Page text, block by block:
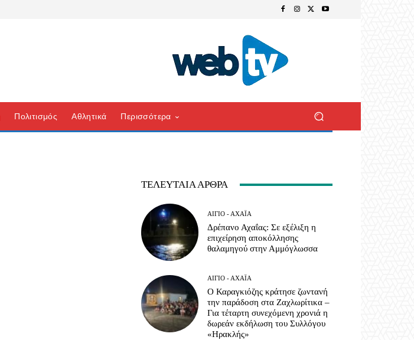
Πολιτισμός Αθλητικά Περισσότερα
ΤΕΛΕΥΤΑΊΑ ΆΡΘΡΑ
ΑΊΓΙΟ - ΑΧΑΪ́Α
Δρέπανο Αχαΐας: Σε εξέλιξη η
επιχείρηση αποκόλλησης
θαλαμηγού στην Αμμόγλωσσα
ΑΊΓΙΟ - ΑΧΑΪ́Α
Ο Καραγκιόζης κράτησε ζωντανή
την παράδοση στα Ζαχλωρίτικα –
Για τέταρτη συνεχόμενη χρονιά η
δωρεάν εκδήλωση του Συλλόγου
«Ηρακλής»